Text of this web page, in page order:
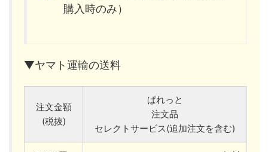
購入時のみ）
▼ヤマト運輸の送料
注文金額
(税抜)
ぱれっと
注文品
セレクトサービス(追加注文を含む)